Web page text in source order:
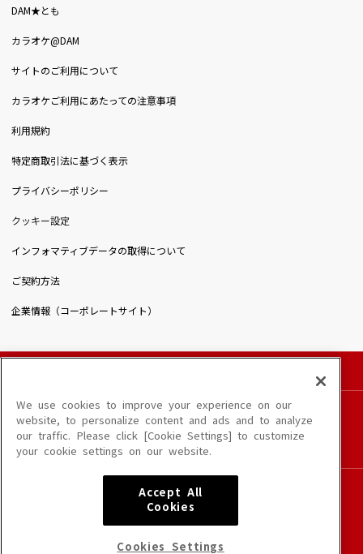
DAM★とも
カラオケ@DAM
サイトのご利用について
カラオケご利用にあたっての注意事項
利用規約
特定商取引法に基づく表示
プライバシーポリシー
クッキー設定
インフォマティブデータの取得について
ご契約方法
企業情報（コーポレートサイト）
このサイトに掲載されている一切の文章・画像・写真・動画・音声等を、手段や形態を
問わず、著作権法の定める範囲を超えて無断で複製、転載、ファイル化などすることを
禁じます。
楽曲及びコンテンツは、端末や配信状況によりご利用いただけない場合があります。
楽曲によりMYリスト保存ができない場合があります。
6602250213Y31015 6602250112Y38026 6602250240Y31015
NexTone許諾番号
We use cookies to improve your experience on our
website, to personalize content and ads and to analyze
our traffic. Please click [Cookie Settings] to customize
your cookie settings on our website.
Accept All
Cookies
Cookies Settings